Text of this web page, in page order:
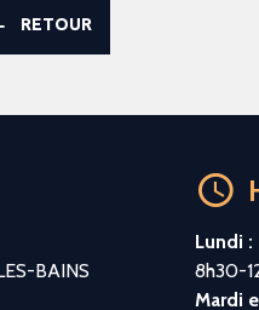
RETOUR
BAINS
Lundi :
8h30-
Mardi